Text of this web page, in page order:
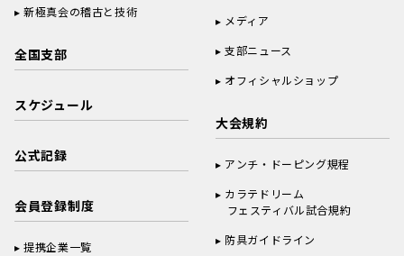
新極真会の稽古と技術
全国支部
スケジュール
公式記録
会員登録制度
提携企業一覧
メディア
支部ニュース
オフィシャルショップ
大会規約
アンチ・ドーピング規程
カラテドリーム
フェスティバル試合規約
防具ガイドライン